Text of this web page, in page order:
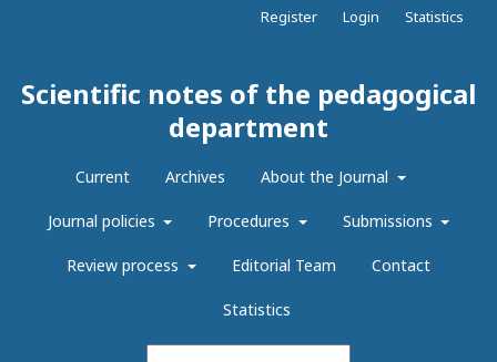
Scientific notes of the pedagogical
department
Current Archives About the Journal
Journal policies Procedures Submissions
Review process Editorial Team Contact
Statistics
Register Login Statistics